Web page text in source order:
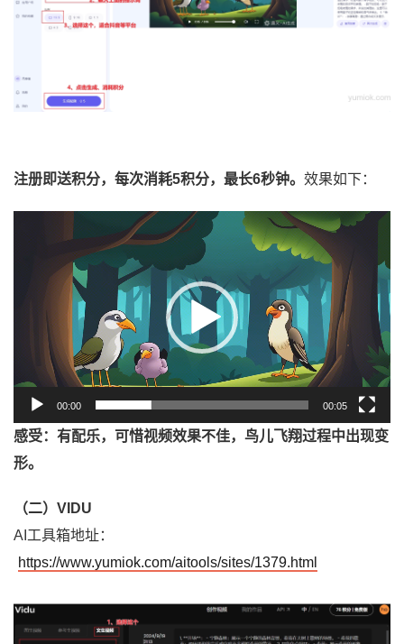
注册即送积分，每次消耗5积分，最长6秒钟。 效果如下：
频
播
00:00 00:05
感受：有配乐，可惜视频效果不佳，鸟儿飞翔过程中出现变
形。
（二）VIDU
AI工具箱地址：
https://www.yumiok.com/aitools/sites/1379.html